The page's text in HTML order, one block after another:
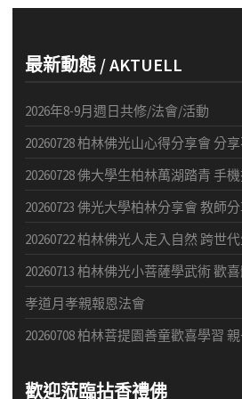
最新動態 / AKTUELL
2026年8-9月週日共修/法會/活動
20260728 柏林佛光山心得分享會 分
20260728 佛大學生柏林萬湖踏青 手
20260723 佛光大學柏林分享會 教師
20260722 柏林佛光人走入自然 跨世
20260713 柏林佛光小菩薩學武術 歡
孝道月孝親報恩法會
20260708 柏林菩提園善童歡喜學習
歡迎蒞臨拈香禮佛